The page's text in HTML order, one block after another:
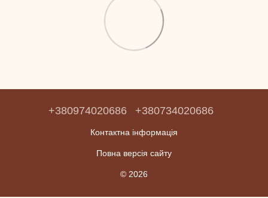
+380974020686 +380734020686
Контактна інформація
Повна версія сайту
© 2026